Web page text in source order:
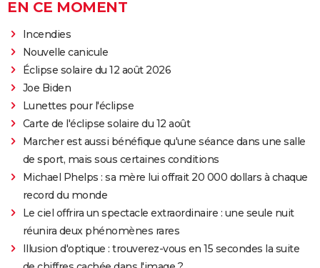
EN CE MOMENT
Incendies
Nouvelle canicule
Éclipse solaire du 12 août 2026
Joe Biden
Lunettes pour l'éclipse
Carte de l'éclipse solaire du 12 août
Marcher est aussi bénéfique qu'une séance dans une salle
de sport, mais sous certaines conditions
Michael Phelps : sa mère lui offrait 20 000 dollars à chaque
record du monde
Le ciel offrira un spectacle extraordinaire : une seule nuit
réunira deux phénomènes rares
Illusion d'optique : trouverez-vous en 15 secondes la suite